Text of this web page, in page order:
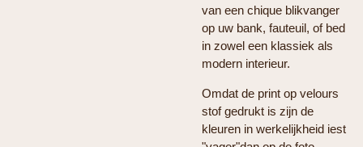
van een chique blikvanger
op uw bank, fauteuil, of bed
in zowel een klassiek als
modern interieur.
Omdat de print op velours
stof gedrukt is zijn de
kleuren in werkelijkheid iest